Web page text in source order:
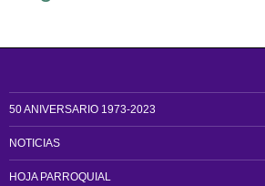
50 ANIVERSARIO 1973-2023
NOTICIAS
HOJA PARROQUIAL